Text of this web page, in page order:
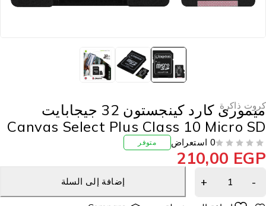
ذاكرة
ميمورى كارد كينجستون 32 جيجابايت
Canvas Select Plus Class 10 Micro
0 استعراض متوفر
210,00
إضافة إلى السلة